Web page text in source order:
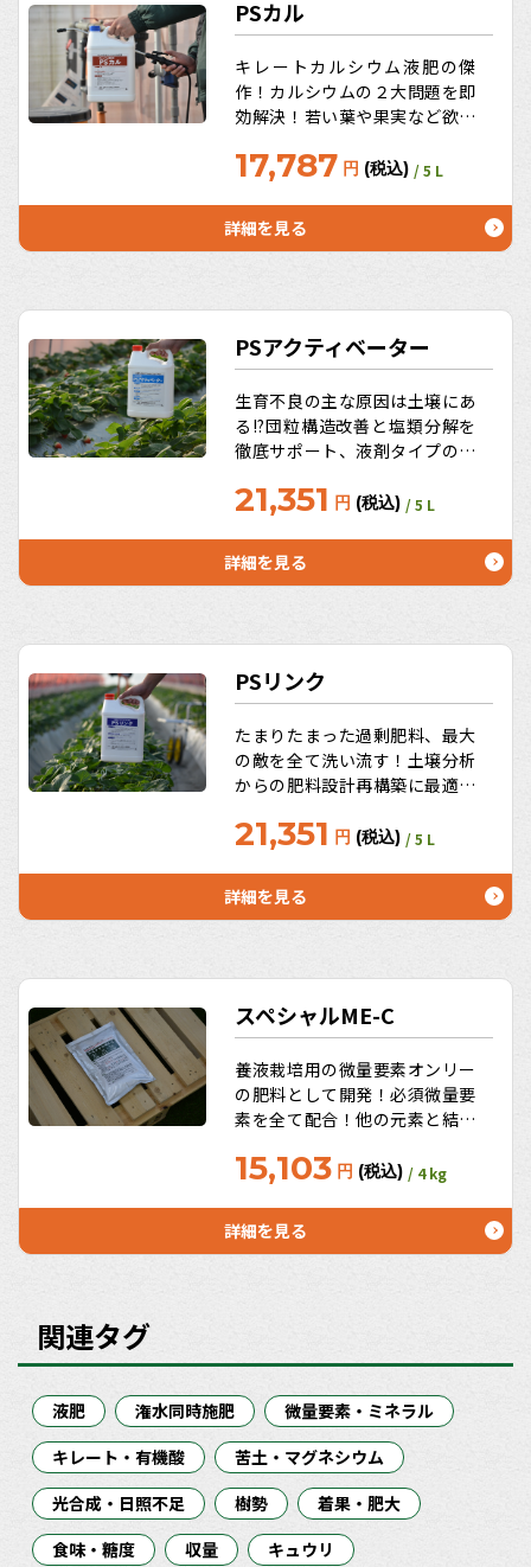
PSカル
キレートカルシウム液肥の傑
作！カルシウムの２大問題を即
効解決！若い葉や果実など欲し
リンサン液肥と混用できない
料の差！キレート効果が高い
EDTAカルシウム。うれしいお
17,787 円 (税込) / 5 L
詳細を見る
PSアクティベーター
生育不良の主な原因は土壌にあ
る!?団粒構造改善と塩類分解を
徹底サポート、液剤タイプの腐
ンに続けられる土づくり！土壌
プローチ、ぐんぐん菌活！土を
育てませんか？うれしいお徳用
21,351 円 (税込) / 5 L
詳細を見る
PSリンク
たまりたまった過剰肥料、最大
の敵を全て洗い流す！土壌分析
からの肥料設計再構築に最適！
チューブの目詰り予防にも働
を長持ちさせる→水質分析から
PSリンクを調合すればOKとい
21,351 円 (税込) / 5 L
詳細を見る
スペシャルME-C
養液栽培用の微量要素オンリー
の肥料として開発！必須微量要
素を全て配合！他の元素と結合
栽培の追肥にも最適！
15,103 円 (税込) / 4 kg
詳細を見る
関連タグ
液肥 潅水同時施肥
微量要素・ミネラル
キレート・有機酸
苦土・マグネシウム
光合成・日照不足
樹勢
着果・肥大
食味・糖度
収量 キュウリ